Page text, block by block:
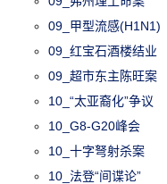
09_甲型流感(H1N1)
09_红宝石酒楼结业
09_超市东主陈旺案
10_“太亚裔化”争议
10_G8-G20峰会
10_十字弩射杀案
10_法登“间谍论”